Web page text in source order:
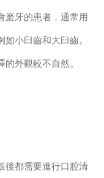
磨牙的患者，通常用
小臼齒和大臼齒。
外觀較不自然。
後都需要進行口腔清